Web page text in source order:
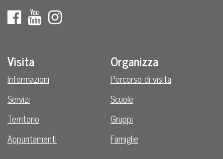
Visita
Informazioni
Servizi
Territorio
Appuntamenti
Organizza
Percorso di visita
Scuole
Gruppi
Famiglie